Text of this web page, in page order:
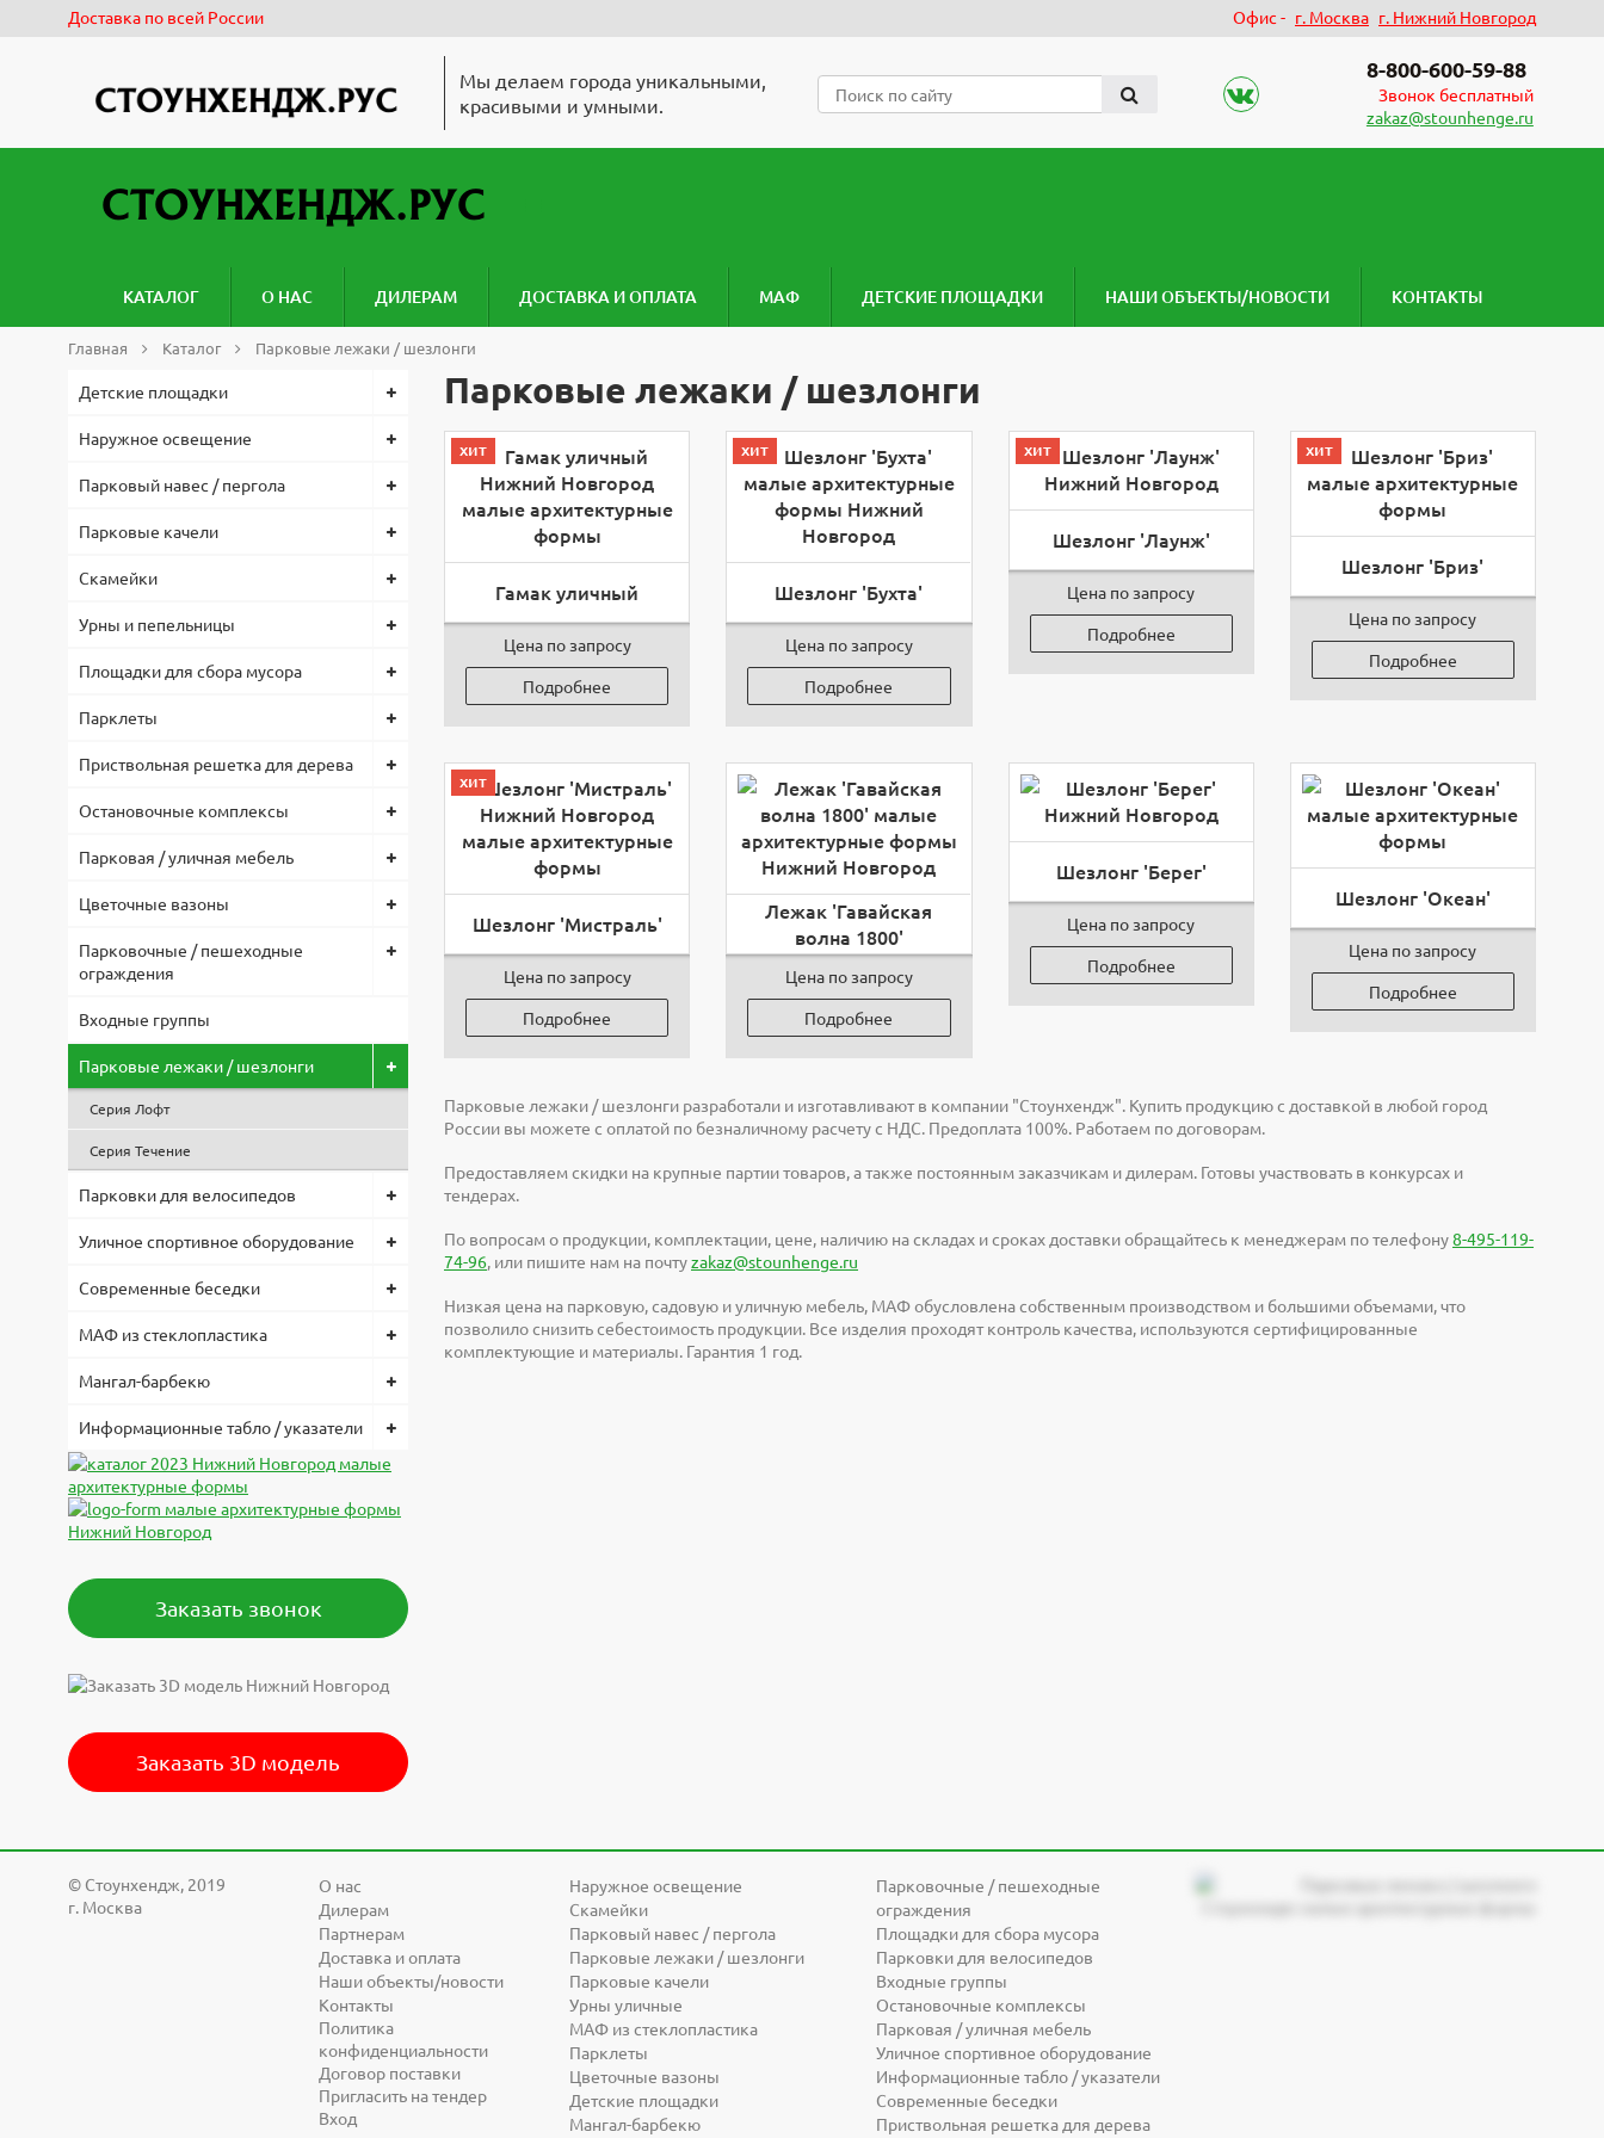
Доставка по всей России Офис - г. Москва г. Нижний Новгород
Мы делаем города уникальными,
красивыми и умными.
8-800-600-59-88
Звонок бесплатный
zakaz@stounhenge.ru
КАТАЛОГ О НАС ДИЛЕРАМ ДОСТАВКА И ОПЛАТА МАФ ДЕТСКИЕ ПЛОЩАДКИ НАШИ ОБЪЕКТЫ/НОВОСТИ КОНТАКТЫ
Главная Каталог Парковые лежаки / шезлонги
Парковые лежаки / шезлонги
хит
Гамак уличный
Цена по запросу
Подробнее
хит
Шезлонг 'Бухта'
Цена по запросу
Подробнее
хит
Шезлонг 'Лаунж'
Цена по запросу
Подробнее
хит
Шезлонг 'Бриз'
Цена по запросу
Подробнее
хит
Шезлонг 'Мистраль'
Цена по запросу
Подробнее
Лежак 'Гавайская
волна 1800'
Цена по запросу
Подробнее
Шезлонг 'Берег'
Цена по запросу
Подробнее
Шезлонг 'Океан'
Цена по запросу
Подробнее
Парковые лежаки / шезлонги разработали и изготавливают в компании "Стоунхендж". Купить продукцию с доставкой в любой город
России вы можете с оплатой по безналичному расчету с НДС. Предоплата 100%. Работаем по договорам.
Предоставляем скидки на крупные партии товаров, а также постоянным заказчикам и дилерам. Готовы участвовать в конкурсах и
тендерах.
По вопросам о продукции, комплектации, цене, наличию на складах и сроках доставки обращайтесь к менеджерам по телефону8-495-119-
74-96, или пишите нам на почтуzakaz@stounhenge.ru
Низкая цена на парковую, садовую и уличную мебель, МАФ обусловлена собственным производством и большими объемами, что
позволило снизить себестоимость продукции. Все изделия проходят контроль качества, используются сертифицированные
комплектующие и материалы. Гарантия 1 год.
Детские площадки
Наружное освещение
Парковый навес / пергола
Парковые качели
Скамейки
Урны и пепельницы
Площадки для сбора мусора
Парклеты
Приствольная решетка для дерева
Остановочные комплексы
Парковая / уличная мебель
Цветочные вазоны
Парковочные / пешеходные
ограждения
Входные группы
Парковые лежаки / шезлонги
Серия Лофт
Серия Течение
Парковки для велосипедов
Уличное спортивное оборудование
Современные беседки
МАФ из стеклопластика
Мангал-барбекю
Информационные табло / указатели
Заказать звонок
Заказать 3D модель
© Cтоунхендж, 2019
г. Москва
О нас
Дилерам
Партнерам
Доставка и оплата
Наши объекты/новости
Контакты
Политика
конфиденциальности
Договор поставки
Пригласить на тендер
Вход
Наружное освещение
Скамейки
Парковый навес / пергола
Парковые лежаки / шезлонги
Парковые качели
Урны уличные
МАФ из стеклопластика
Парклеты
Цветочные вазоны
Детские площадки
Мангал-барбекю
Парковочные / пешеходные
ограждения
Площадки для сбора мусора
Парковки для велосипедов
Входные группы
Остановочные комплексы
Парковая / уличная мебель
Уличное спортивное оборудование
Информационные табло / указатели
Современные беседки
Приствольная решетка для дерева